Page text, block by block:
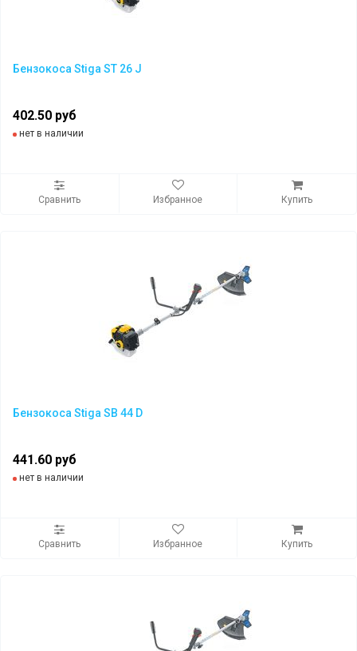
Бензокоса Stiga ST 26 J
402.50 руб
нет в наличии
Сравнить Избранное Купить
Бензокоса Stiga SB 44 D
441.60 руб
нет в наличии
Сравнить Избранное Купить